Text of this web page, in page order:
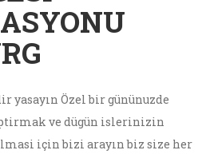
yasayın Özel bir gününuzde
ve dügün islerinizin
için bizi arayın biz size her